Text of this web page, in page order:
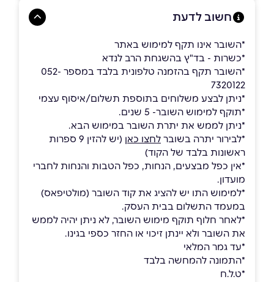
חשוב לדעת
*השובר אינו תקף למימוש באתר
*כשרות - בד"ץ בהשגחת הרב לנדא
*השובר תקף בהזמנה טלפונית בלבד במספר 052-
7320122
*ניתן לבצע משלוחים בתוספת תשלום/איסוף עצמי
*תוקף למימוש השובר- 5 שנים.
*ניתן לממש את יתרת השובר במימוש הבא.
*לבירור יתרה בשובר לחצו כאן
(יש להזין 9 ספרות
ראשונות בלבד של הקוד)
*אין כפל מבצעים, הנחות, כפל הטבות והנחות לחברי
מועדון.
*למימוש התו יש להציג את קוד השובר (מולטיפאס)
במעמד התשלום בבית העסק.
*לאחר חלוף תוקף מימוש השובר, לא ניתן יהיה לממש
את השובר ולא יינתן זיכוי או החזר כספי בגינו.
*עד גמר המלאי
*התמונה להמחשה בלבד
*ט.ל.ח